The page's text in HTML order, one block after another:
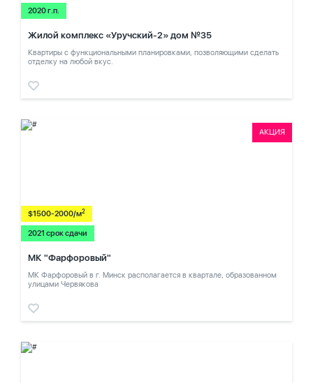
2020 г.п.
Жилой комплекс «Уручский-2» дом №35
Квартиры с функциональными планировками, позволяющими сделать
отделку на любой вкус.
АКЦИЯ
$1500-2000/м2
2021 срок сдачи
МК "Фарфоровый"
МК Фарфоровый в г. Минск располагается в квартале, образованном
улицами Червякова